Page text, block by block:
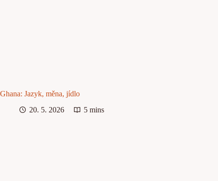
Ghana: Jazyk, měna, jídlo
20. 5. 2026
5 mins